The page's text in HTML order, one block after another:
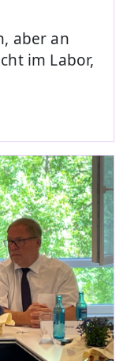
aber an
im Labor,